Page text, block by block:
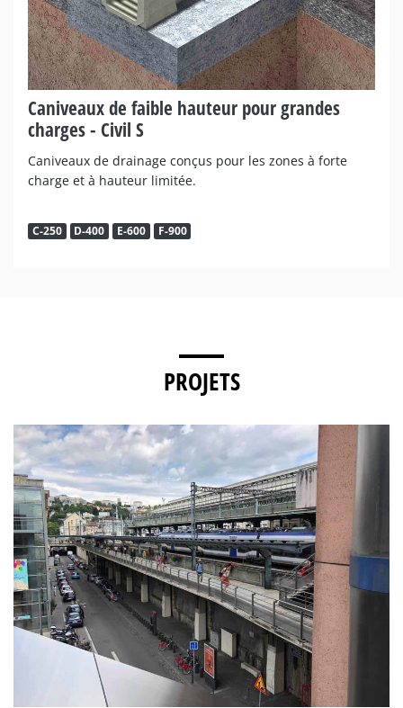
Caniveaux de faible hauteur pour grandes
charges - Civil S
Caniveaux de drainage conçus pour les zones à forte
charge et à hauteur limitée.
C-250 D-400 E-600 F-900
PROJETS